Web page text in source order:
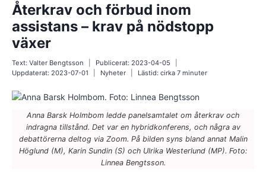
Återkrav och förbud inom
assistans – krav på nödstopp
växer
Text: Valter Bengtsson Publicerat: 2023-04-05
Uppdaterat: 2023-07-01 Nyheter Lästid: cirka7minuter
Anna Barsk Holmbom ledde panelsamtalet om återkrav och
indragna tillstånd. Det var en hybridkonferens, och några av
debattörerna deltog via Zoom. På bilden syns bland annat Malin
Höglund (M), Karin Sundin (S) och Ulrika Westerlund (MP). Foto:
Linnea Bengtsson.